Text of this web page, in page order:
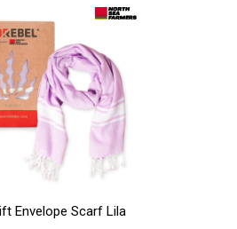
Envelope Scarf Lila